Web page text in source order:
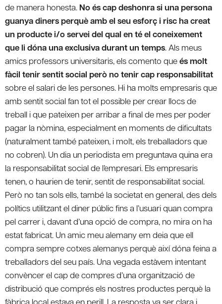
de manera honesta. No és cap deshonra si una persona
guanya diners perquè amb el seu esforç i risc ha creat
un producte i/o servei del qual en té el coneixement
que li dóna una exclusiva durant un temps. Als meus
amics professors universitaris, els comento queés molt
fàcil tenir sentit social però no tenir cap responsabilitat
sobre el salari de les persones. Hi ha molts empresaris que
amb sentit social fan tot el possible per crear llocs de
treball i que pateixen per arribar a final de mes per poder
pagar la nòmina, especialment en moments de dificultats
(naturalment també pateixen, i molt, els treballadors que
no cobren). Un dia un periodista em preguntava quina era
la responsabilitat social de l’empresari. Els empresaris
tenen, o haurien de tenir, sentit de responsabilitat social.
Però no tan sols ells, també la societat en general, des dels
polítics utilitzant el diner públic fins a l’usuari quan compra
pel carrer i, davant d’una opció de compra, no mira on ha
estat fabricat. Un amic meu alemany em deia que ell
compra sempre cotxes alemanys perquè així dóna feina a
treballadors del seu país. Una vegada estàvem intentant
convèncer el cap de compres d’una organització de
distribució que comprés els nostres productes perquè la
fàbrica local estava en perill. La resposta va ser clara i